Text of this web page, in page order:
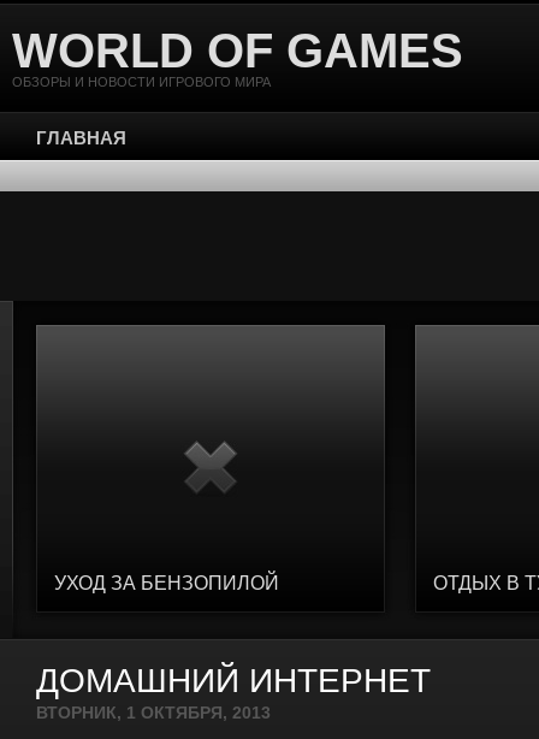
WORLD OF GAMES
ОБЗОРЫ И НОВОСТИ ИГРОВОГО МИРА
ГЛАВНАЯ
УХОД ЗА БЕНЗОПИЛОЙ ОТДЫХ В
ДОМАШНИЙ ИНТЕРНЕТ
ВТОРНИК, 1 ОКТЯБРЯ, 2013